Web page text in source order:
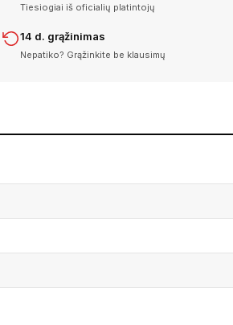
Tiesiogiai iš oficialių platintojų
14 d. grąžinimas
Nepatiko? Grąžinkite be klausimų